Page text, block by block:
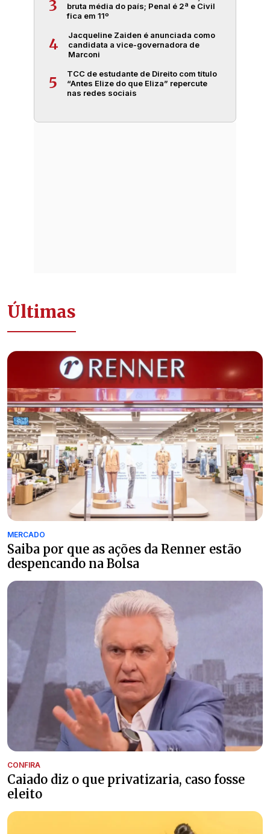
3
bruta média do país; Penal é 2ª e Civil
fica em 11º
4
Jacqueline Zaiden é anunciada como
candidata a vice-governadora de
Marconi
5
TCC de estudante de Direito com título
“Antes Elize do que Eliza” repercute
nas redes sociais
Últimas
MERCADO
Saiba por que as ações da Renner estão
despencando na Bolsa
CONFIRA
Caiado diz o que privatizaria, caso fosse
eleito